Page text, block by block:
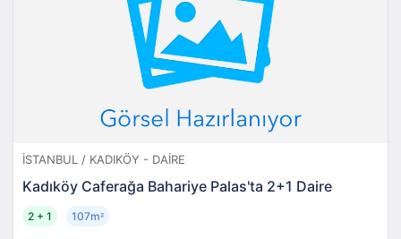
İSTANBUL / KADIKÖY - DAIRE
Kadıköy Caferağa Bahariye Palas'ta 2+1 Daire
2 + 1 107m²